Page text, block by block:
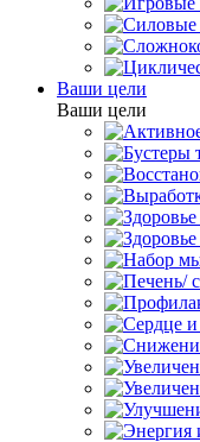
Ваши цели
Ваши цели